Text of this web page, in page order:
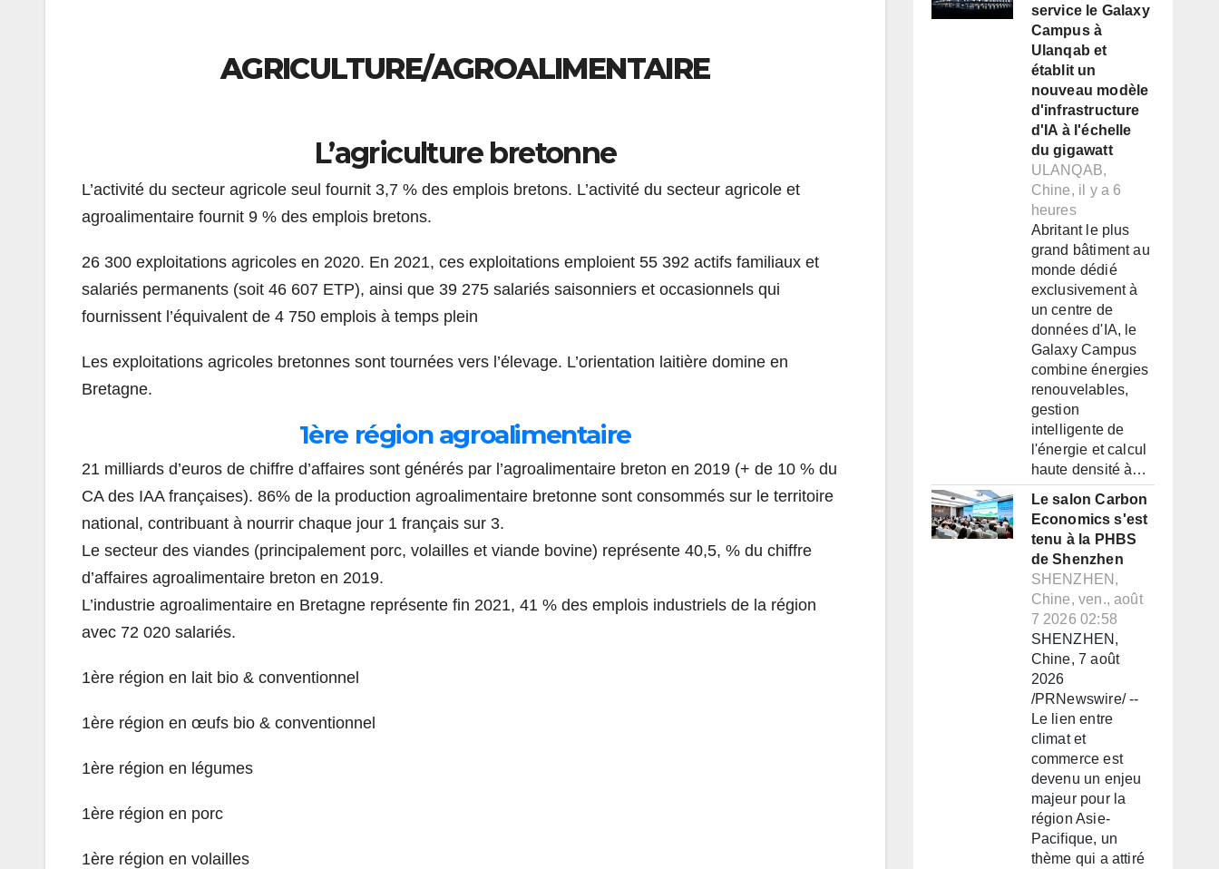
AGRICULTURE/AGROALIMENTAIRE
L’agriculture bretonne
L’activité du secteur agricole seul fournit 3,7 % des emplois bretons. L’activité du secteur agricole et
agroalimentaire fournit 9 % des emplois bretons.
26 300 exploitations agricoles en 2020. En 2021, ces exploitations emploient 55 392 actifs familiaux et
salariés permanents (soit 46 607 ETP), ainsi que 39 275 salariés saisonniers et occasionnels qui
fournissent l’équivalent de 4 750 emplois à temps plein
Les exploitations agricoles bretonnes sont tournées vers l’élevage. L’orientation laitière domine en
Bretagne.
1ère région agroalimentaire
21 milliards d’euros de chiffre d’affaires sont générés par l’agroalimentaire breton en 2019 (+ de 10 % du
CA des IAA françaises). 86% de la production agroalimentaire bretonne sont consommés sur le territoire
national, contribuant à nourrir chaque jour 1 français sur 3.
Le secteur des viandes (principalement porc, volailles et viande bovine) représente 40,5, % du chiffre
d’affaires agroalimentaire breton en 2019.
L’industrie agroalimentaire en Bretagne représente fin 2021, 41 % des emplois industriels de la région
avec 72 020 salariés.
1ère région en lait bio & conventionnel
1ère région en œufs bio & conventionnel
1ère région en légumes
1ère région en porc
1ère région en volailles
service le Galaxy
Campus à
Ulanqab et
établit un
nouveau modèle
d'infrastructure
d'IA à l'échelle
du gigawatt
ULANQAB,
Chine, il y a 6
heures
Abritant le plus
grand bâtiment au
monde dédié
exclusivement à
un centre de
données d'IA, le
Galaxy Campus
combine énergies
renouvelables,
gestion
intelligente de
l'énergie et calcul
haute densité à…
Le salon Carbon
Economics s'est
tenu à la PHBS
de Shenzhen
SHENZHEN,
Chine, ven., août
7 2026 02:58
SHENZHEN,
Chine, 7 août
2026
/PRNewswire/ --
Le lien entre
climat et
commerce est
devenu un enjeu
majeur pour la
région Asie-
Pacifique, un
thème qui a attiré